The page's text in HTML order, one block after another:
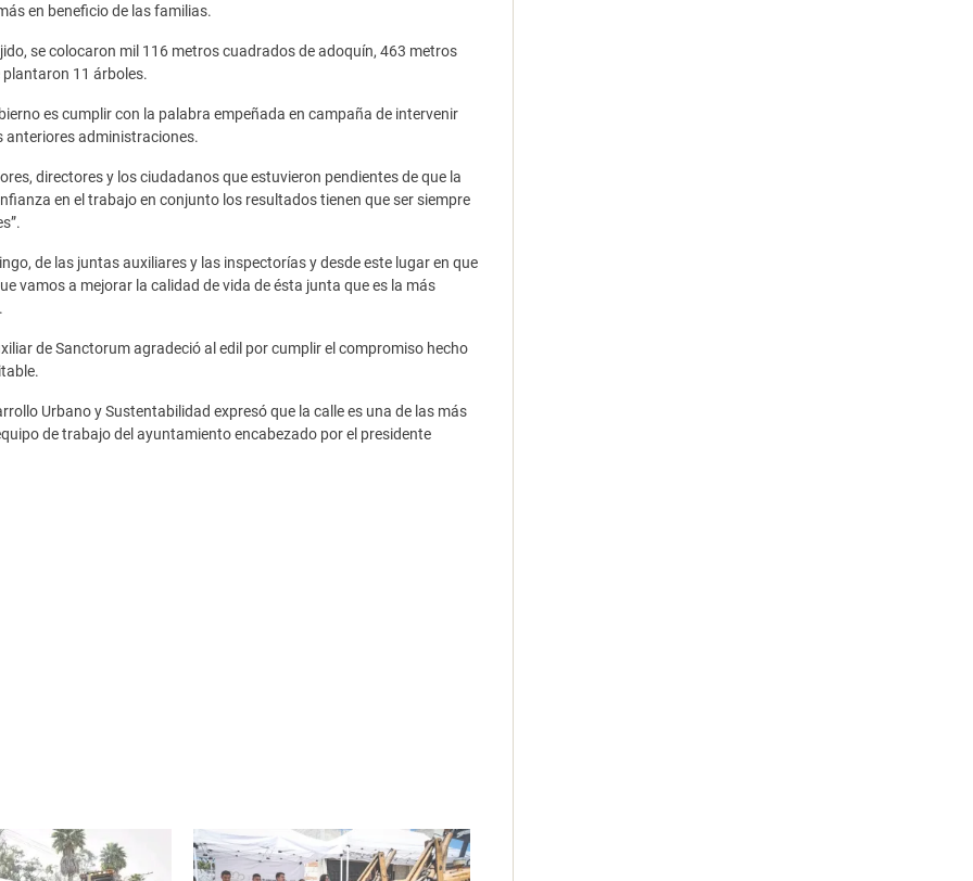
en beneficio de las familias.
se colocaron mil 116 metros cuadrados de adoquín, 463 metros
11 árboles.
es cumplir con la palabra empeñada en campaña de intervenir
anteriores administraciones.
directores y los ciudadanos que estuvieron pendientes de que la
en el trabajo en conjunto los resultados tienen que ser siempre
de las juntas auxiliares y las inspectorías y desde este lugar en que
vamos a mejorar la calidad de vida de ésta junta que es la más
de Sanctorum agradeció al edil por cumplir el compromiso hecho
Urbano y Sustentabilidad expresó que la calle es una de las más
de trabajo del ayuntamiento encabezado por el presidente